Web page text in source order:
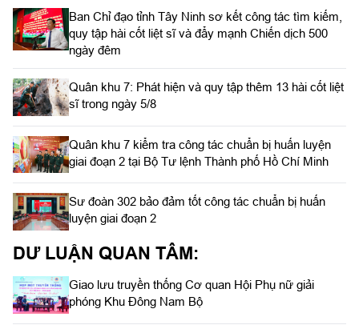
Ban Chỉ đạo tỉnh Tây Ninh sơ kết công tác tìm kiếm,
quy tập hài cốt liệt sĩ và đẩy mạnh Chiến dịch 500
ngày đêm
Quân khu 7: Phát hiện và quy tập thêm 13 hài cốt liệt
sĩ trong ngày 5/8
Quân khu 7 kiểm tra công tác chuẩn bị huấn luyện
giai đoạn 2 tại Bộ Tư lệnh Thành phố Hồ Chí Minh
Sư đoàn 302 bảo đảm tốt công tác chuẩn bị huấn
luyện giai đoạn 2
DƯ LUẬN QUAN TÂM:
Giao lưu truyền thống Cơ quan Hội Phụ nữ giải
phóng Khu Đông Nam Bộ